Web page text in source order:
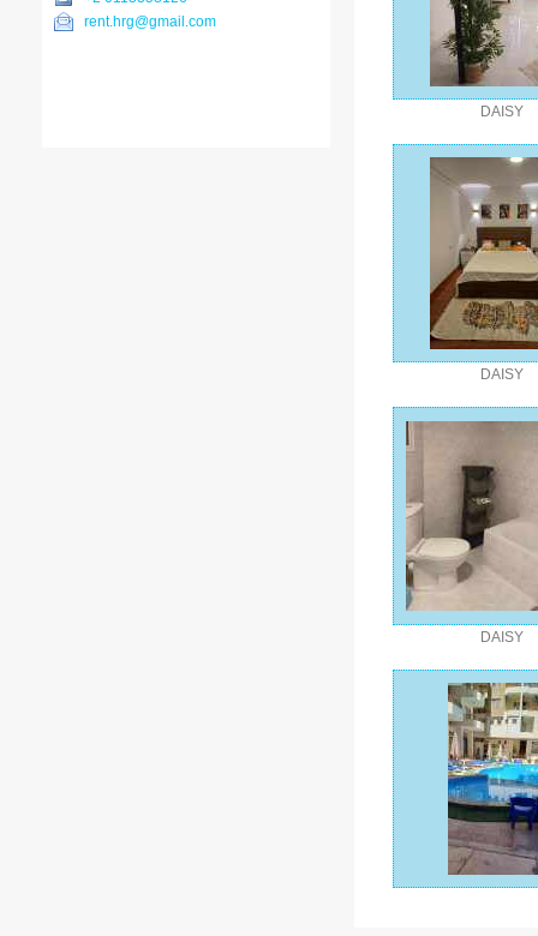
DAISY
DAISY
DAISY
rent.hrg@gmail.com